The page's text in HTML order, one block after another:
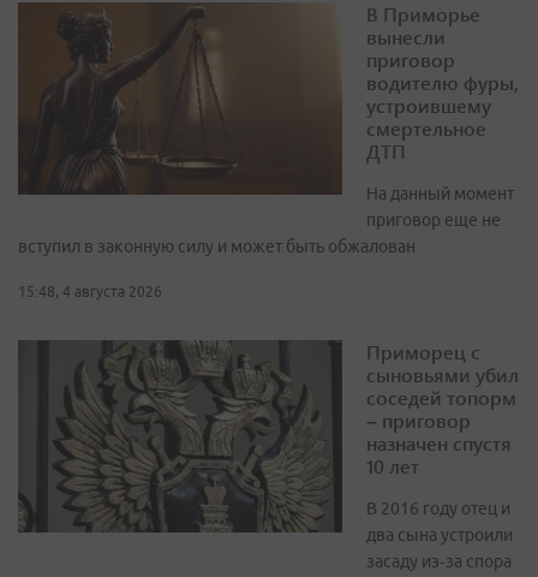
В Приморье
вынесли
приговор
водителю фуры,
устроившему
смертельное
ДТП
На данный момент
приговор еще не
вступил в законную силу и может быть обжалован
15:48, 4 августа 2026
Приморец с
сыновьями убил
соседей топорм
– приговор
назначен спустя
10 лет
В 2016 году отец и
два сына устроили
засаду из‑за спора